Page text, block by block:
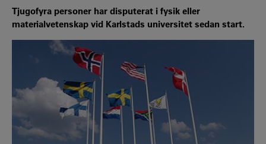
Tjugofyra personer har disputerat i fysik eller
materialvetenskap vid Karlstads universitet sedan start.